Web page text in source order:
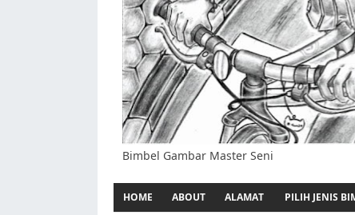
Bimbel Gambar Master Seni
HOME ABOUT ALAMAT PILIH JENIS